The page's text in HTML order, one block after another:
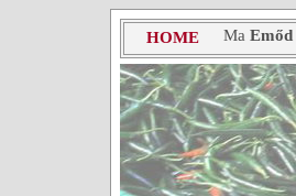
HOME Ma Emőd